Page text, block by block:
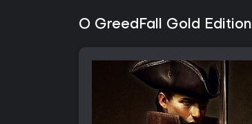
O GreedFall Gold Edition